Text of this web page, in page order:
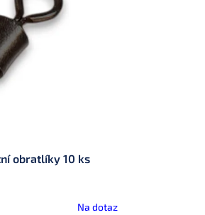
obratlíky 10 ks
Na dotaz